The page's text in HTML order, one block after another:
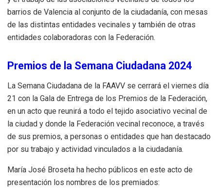
barrios de Valencia al conjunto de la ciudadanía, con mesas
de las distintas entidades vecinales y también de otras
entidades colaboradoras con la Federación.
Premios de la Semana Ciudadana 2024
La Semana Ciudadana de la FAAVV se cerrará el viernes día
21 con la Gala de Entrega de los Premios de la Federación,
en un acto que reunirá a todo el tejido asociativo vecinal de
la ciudad y donde la Federación vecinal reconoce, a través
de sus premios, a personas o entidades que han destacado
por su trabajo y actividad vinculados a la ciudadanía.
María José Broseta ha hecho públicos en este acto de
presentación los nombres de los premiados: